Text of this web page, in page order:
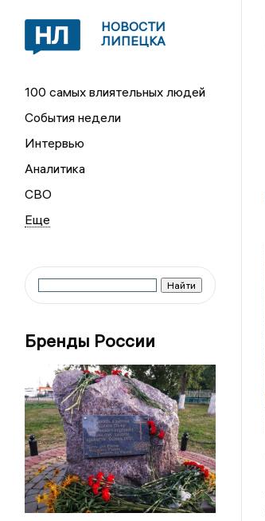
НОВОСТИ
ЛИПЕЦКА
100 самых влиятельных людей
События недели
Интервью
Аналитика
СВО
Бренды России